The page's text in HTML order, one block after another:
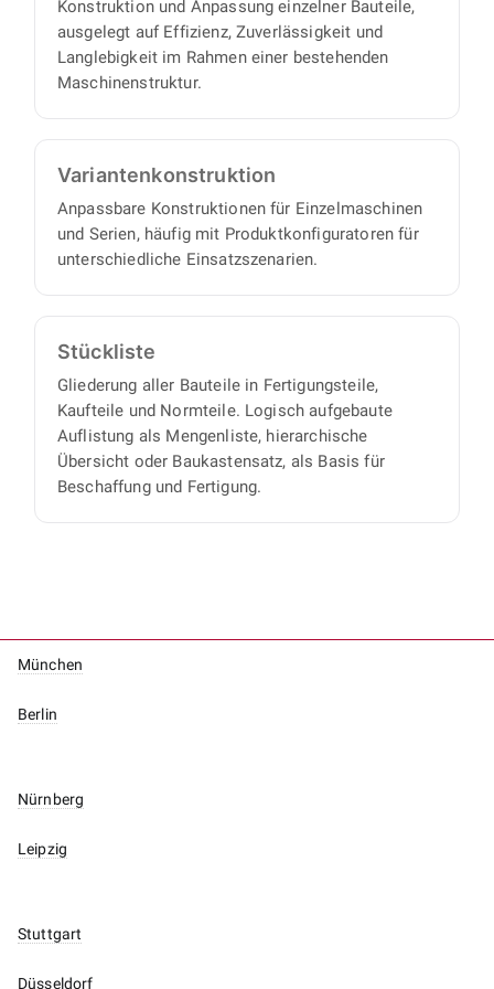
Konstruktion und Anpassung einzelner Bauteile,
ausgelegt auf Effizienz, Zuverlässigkeit und
Langlebigkeit im Rahmen einer bestehenden
Maschinenstruktur.
Varianten­konstruktion
Anpassbare Konstruktionen für Einzelmaschinen
und Serien, häufig mit Produktkonfiguratoren für
unterschiedliche Einsatzszenarien.
Stückliste
Gliederung aller Bauteile in Fertigungsteile,
Kaufteile und Normteile. Logisch aufgebaute
Auflistung als Mengenliste, hierarchische
Übersicht oder Baukastensatz, als Basis für
Beschaffung und Fertigung.
München
Berlin
Nürnberg
Leipzig
Stuttgart
Düsseldorf